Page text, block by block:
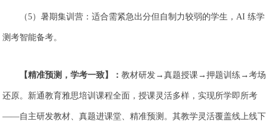
（5）暑期集训营：适合需紧急出分但自制力较弱的学生，AI 练学
测考智能备考。
【精准预测，学考一致】：教材研发→真题授课→押题训练→考场
还原。新通教育雅思培训课程全面，授课灵活多样，实现所学即所考
——自主研发教材、真题进课堂、精准预测。其教学灵活覆盖线上线下